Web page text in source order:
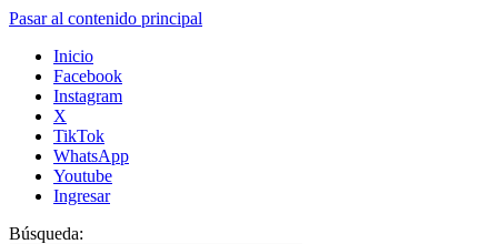
Pasar al contenido principal
Inicio
Facebook
Instagram
X
TikTok
WhatsApp
Youtube
Ingresar
Búsqueda: